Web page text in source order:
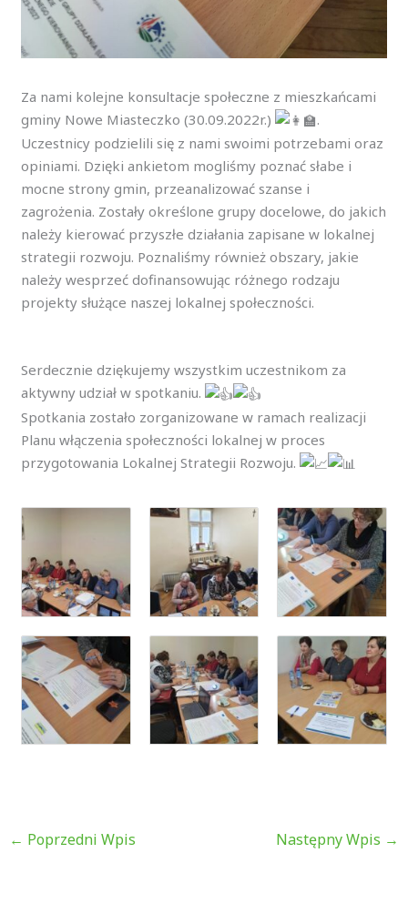
Za nami kolejne konsultacje społeczne z mieszkańcami
gminy Nowe Miasteczko (30.09.2022r.)
.
Uczestnicy podzielili się z nami swoimi potrzebami oraz
opiniami. Dzięki ankietom mogliśmy poznać słabe i
mocne strony gmin, przeanalizować szanse i
zagrożenia. Zostały określone grupy docelowe, do jakich
należy kierować przyszłe działania zapisane w lokalnej
strategii rozwoju. Poznaliśmy również obszary, jakie
należy wesprzeć dofinansowując różnego rodzaju
projekty służące naszej lokalnej społeczności.
Serdecznie dziękujemy wszystkim uczestnikom za
aktywny udział w spotkaniu.
Spotkania zostało zorganizowane w ramach realizacji
Planu włączenia społeczności lokalnej w proces
przygotowania Lokalnej Strategii Rozwoju.
← Poprzedni Wpis Następny Wpis →